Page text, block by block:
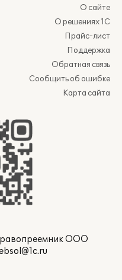
О сайте
О решениях 1С
Прайс-лист
Поддержка
Обратная связь
Сообщить об ошибке
Карта сайта
ООО